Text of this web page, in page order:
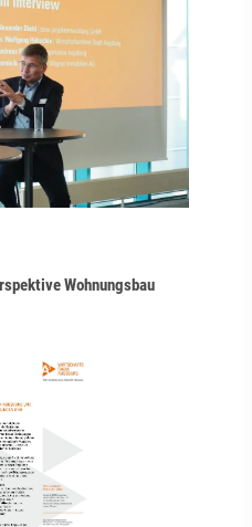
Wohnungsbau